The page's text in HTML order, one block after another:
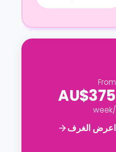
From
AU$375
/week
اعرض الغرف